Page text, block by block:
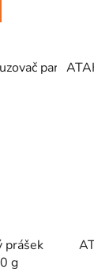
parazitů
prášek
g